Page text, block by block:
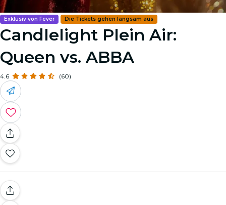
Exklusiv von Fever Die Tickets gehen langsam aus
Candlelight Plein Air:
Queen vs. ABBA
4.6 (60)